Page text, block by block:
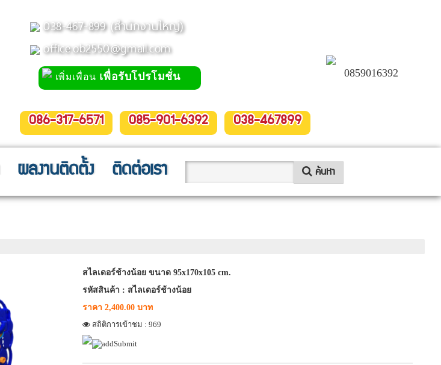
038-467-899 (สำนักงานใหญ่)
office.ob2550@gmail.com
เพิ่มเพื่อน เพื่อรับโปรโมชั่น 0859016392
086-317-6571 085-901-6392 038-467899
ผลงานติดตั้ง ติดต่อเรา ค้นหา
สไลเดอร์ช้างน้อย ขนาด 95x170x105 cm.
รหัสสินค้า : สไลเดอร์ช้างน้อย
ราคา 2,400.00 บาท
สถิติการเข้าชม : 969